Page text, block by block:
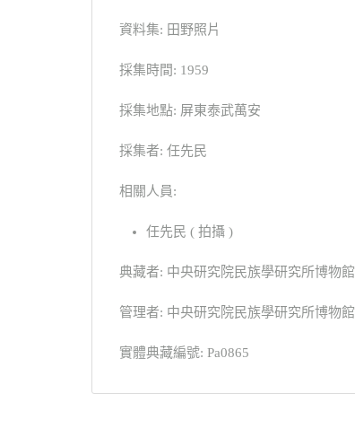
資料集: 田野照片
採集時間: 1959
採集地點: 屏東泰武萬安
採集者: 任先民
相關人員:
任先民 ( 拍攝 )
典藏者: 中央研究院民族學研究所博物館
管理者: 中央研究院民族學研究所博物館
實體典藏編號: Pa0865